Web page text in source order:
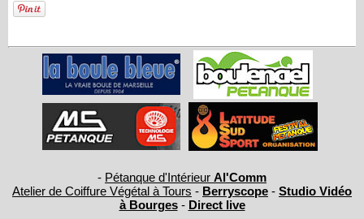
- Pétanque d'Intérieur Al'Comm
Atelier de Coiffure Végétal à Tours - Berryscope - Studio Vidéo
à Bourges- Direct live